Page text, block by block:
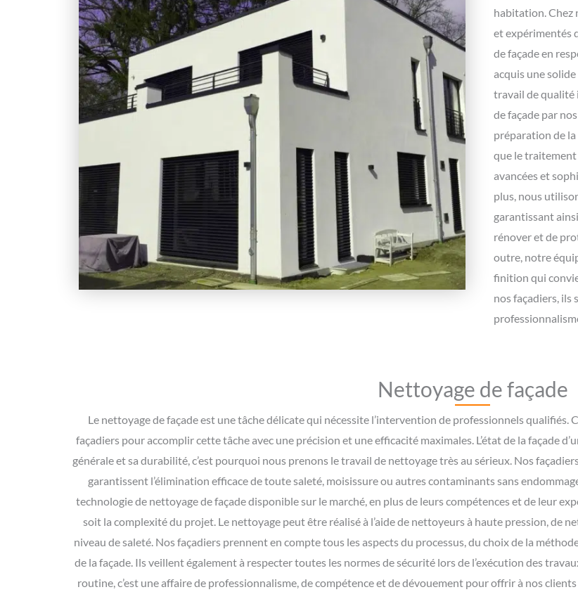
habitation. Chez
et expérimentés
de façade en
acquis une
travail de qualité
de façade par
préparation de la
que le traitement
avancées et
plus, nous
garantissant
rénover et de
outre, notre
finition qui
nos façadiers, ils
Nettoyage de façade
Le nettoyage de façade est une tâche délicate qui nécessite l’intervention de professionnels qualifiés.
façadiers pour accomplir cette tâche avec une précision et une efficacité maximales. L’état de la façade
générale et sa durabilité, c’est pourquoi nous prenons le travail de nettoyage très au sérieux. Nos
garantissent l’élimination efficace de toute saleté, moisissure ou autres contaminants sans
technologie de nettoyage de façade disponible sur le marché, en plus de leurs compétences et de leur
soit la complexité du projet. Le nettoyage peut être réalisé à l’aide de nettoyeurs à haute pression, de
niveau de saleté. Nos façadiers prennent en compte tous les aspects du processus, du choix de la
de la façade. Ils veillent également à respecter toutes les normes de sécurité lors de l’exécution des
routine, c’est une affaire de professionnalisme, de compétence et de dévouement pour offrir à nos